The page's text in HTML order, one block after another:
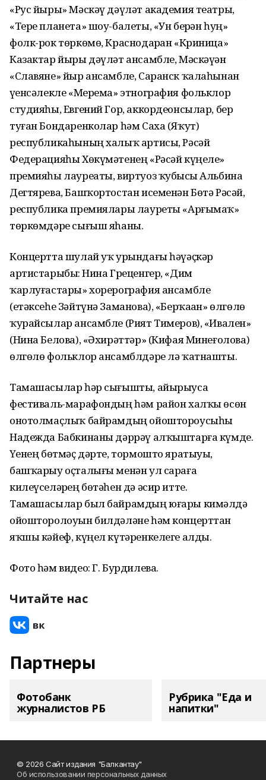
«Рус йыры» Мәскәү дәүләт академия театры,
«Тере планета» шоу-балеты, «Ун берҙән һуң»
фолк-рок төркөмө, Краснодарҙан «Криница»
Казактар йыры дәүләт ансамбле, Мәскәүҙән
«Славяне» йыр ансамбле, Саранск ҡалаһынан
үҙенсәлекле «Мерема» этнография фольклор
студияһы, Евгений Гор, аккордеонсылар, бер
туған Бондаренколар һәм Саха (Яҡут)
республикаһының халыҡ артисы, Рәсәй
Федерацияһы Хөкүмәтенең «Рәсәй күңеле»
премияһы лауреаты, виртуоз ҡубыҙсы Альбина
Дегтярева, Башҡортостан исеменән Бөтә Рәсәй,
республика премиялары лауреты «Арғымаҡ»
төркөмдәре сығыш яһаны.
Концертта шулай уҡ урындағы һәүәҫкәр
артистарыбыҙ: Нина Греценгер, «Дим
ҡарлуғастары» хорерография ансамбле
(етәксеһе Зәйтүнә Заманова), «Берҡаҙан» өлгөлө
ҡурайсылар ансамбле (Рият Тимеров), «Ивален»
(Нина Белова), «Әхирәттәр» (Кифая Минеғолова)
өлгөлө фольклор ансамблдәре лә ҡатнашты.
Тамашасылар һәр сығышты, айырыуса
фестиваль-марафондың һәм район халҡы өсөн
онотолмаҫлыҡ байрамдың ойоштороусыһы
Надежда Бабкинаны дәррәү алҡыштарға күмде.
Үҙенең бөтмәҫ дәрте, тормошто яратыуы,
башҡарыу оҫталығы менән ул сараға
килеүселәрҙең бөтәһен дә әсир итте.
Тамашасылар был байрамдың юғары кимәлдә
ойошторолоуын билдәләне һәм концерттан
яҡшы кәйеф, күңел күтәренкелеге алды.
Фото һәм видео: Г. Бурдилева.
Читайте нас
Партнеры
Фотобанк
журналистов РБ
Рубрика "Еда и
напитки"
© 2026 Сайт издания "Балкантау"
Об использовании персональных данных